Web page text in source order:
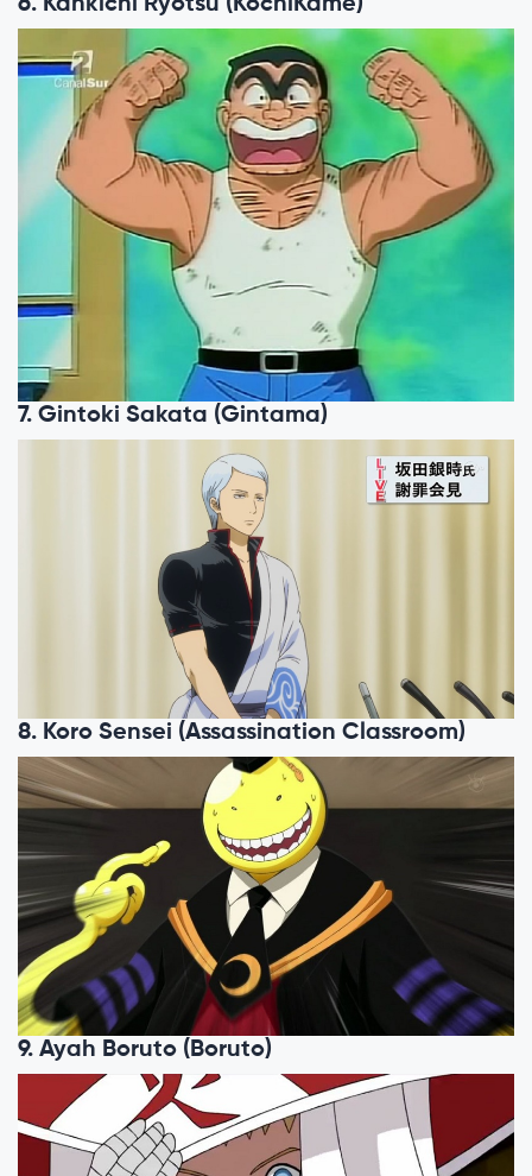
6. Kankichi Ryotsu (KochiKame)
7. Gintoki Sakata (Gintama)
8. Koro Sensei (Assassination Classroom)
9. Ayah Boruto (Boruto)